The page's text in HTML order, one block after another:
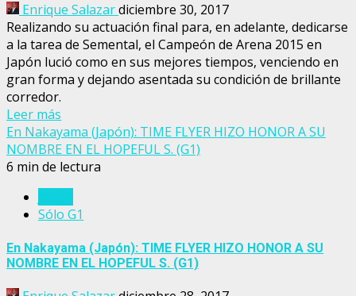
Enrique Salazardiciembre 30, 2017
Realizando su actuación final para, en adelante, dedicarse
a la tarea de Semental, el Campeón de Arena 2015 en
Japón lució como en sus mejores tiempos, venciendo en
gran forma y dejando asentada su condición de brillante
corredor.
Leer más
En Nakayama (Japón): TIME FLYER HIZO HONOR A SU
NOMBRE EN EL HOPEFUL S. (G1)
6 min de lectura
Sólo G1
En Nakayama (Japón): TIME FLYER HIZO HONOR A SU
NOMBRE EN EL HOPEFUL S. (G1)